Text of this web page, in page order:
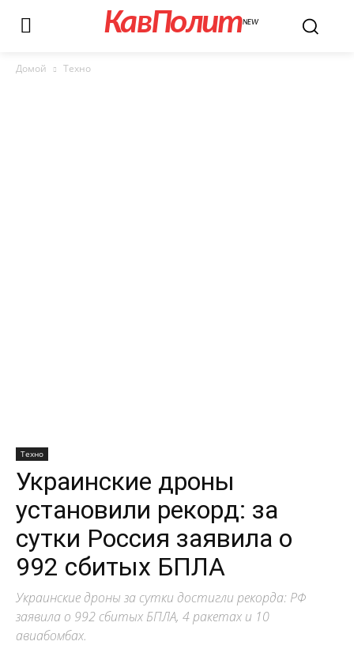
КавПолитNEW
Домой Техно
Техно
Украинские дроны
установили рекорд: за
сутки Россия заявила о
992 сбитых БПЛА
Украинские дроны за сутки достигли рекорда: РФ
заявила о 992 сбитых БПЛА, 4 ракетах и 10
авиабомбах.